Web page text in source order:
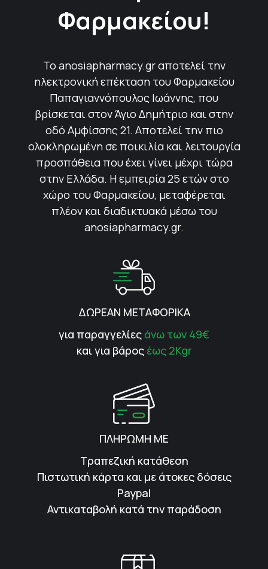
Φαρμακείου!
Το anosiapharmacy.gr αποτελεί την
ηλεκτρονική επέκταση του Φαρμακείου
Παπαγιαννόπουλος Ιωάννης, που
βρίσκεται στον Άγιο Δημήτριο και στην
οδό Αμφίσσης 21. Αποτελεί την πιο
ολοκληρωμένη σε ποικιλία και λειτουργία
προσπάθεια που έχει γίνει μέχρι τώρα
στην Ελλάδα. Η εμπειρία 25 ετών στο
χώρο του Φαρμακείου, μεταφέρεται
πλέον και διαδικτυακά μέσω του
anosiapharmacy.gr.
ΔΩΡΕΑΝ ΜΕΤΑΦΟΡΙΚΑ
για παραγγελίες άνω των 49€
και για βάρος έως 2Kgr
ΠΛΗΡΩΜΗ ΜΕ
Τραπεζική κατάθεση
Πιστωτική κάρτα και με άτοκες δόσεις
Paypal
Αντικαταβολή κατά την παράδοση